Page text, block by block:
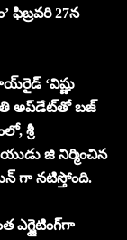
ఫిబ్రవరి 27న
‘విష్ణు
అప్‌డేట్‌తో బజ్
శ్రీ
జి నిర్మించిన
గా నటిస్తోంది.
ఎగ్జైటింగ్‌గా